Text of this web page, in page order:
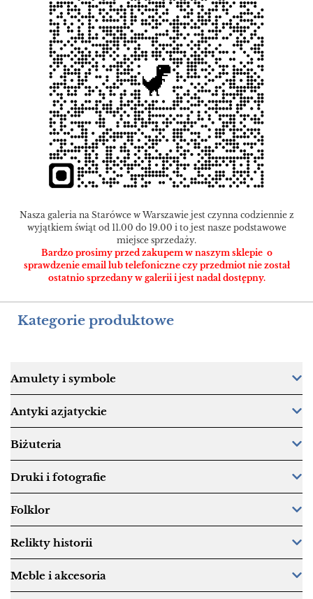
Nasza galeria na Starówce w Warszawie jest czynna codziennie z
wyjątkiem świąt od 11.00 do 19.00 i to jest nasze podstawowe
miejsce sprzedaży.
Bardzo prosimy przed zakupem w naszym sklepie o
sprawdzenie email lub telefoniczne czy przedmiot nie został
ostatnio sprzedany w galerii i jest nadal dostępny.
Kategorie produktowe
Amulety i symbole
Antyki azjatyckie
Biżuteria
Druki i fotografie
Folklor
Relikty historii
Meble i akcesoria